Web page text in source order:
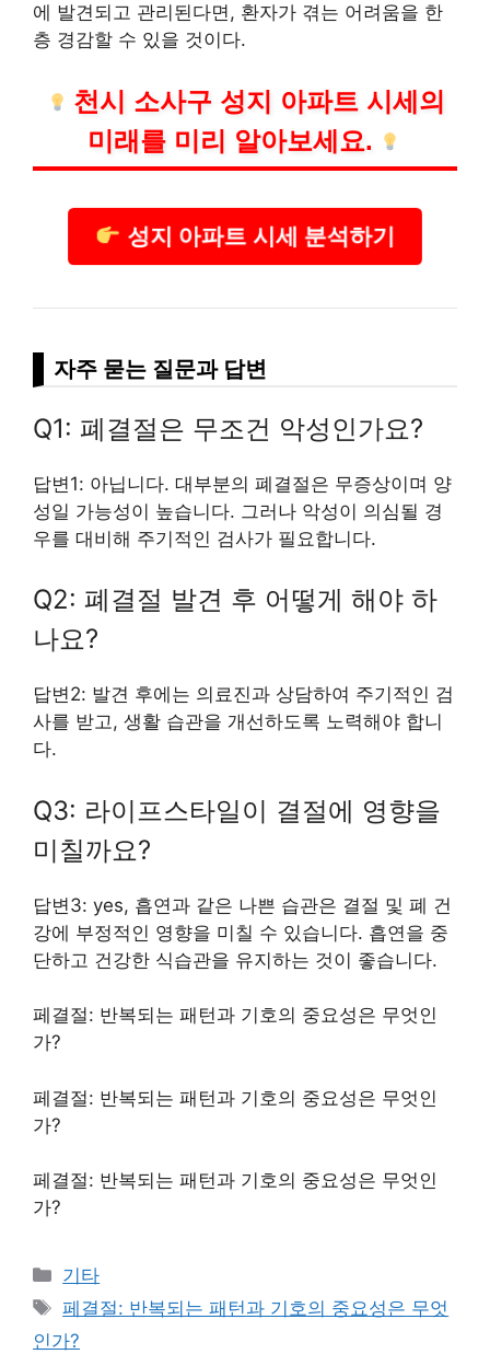
에 발견되고 관리된다면, 환자가 겪는 어려움을 한
층 경감할 수 있을 것이다.
천시 소사구 성지 아파트 시세의
미래를 미리 알아보세요.
성지 아파트 시세 분석하기
자주 묻는 질문과 답변
Q1: 폐결절은 무조건 악성인가요?
답변1: 아닙니다. 대부분의 폐결절은 무증상이며 양
성일 가능성이 높습니다. 그러나 악성이 의심될 경
우를 대비해 주기적인 검사가 필요합니다.
Q2: 폐결절 발견 후 어떻게 해야 하
나요?
답변2: 발견 후에는 의료진과 상담하여 주기적인 검
사를 받고, 생활 습관을 개선하도록 노력해야 합니
다.
Q3: 라이프스타일이 결절에 영향을
미칠까요?
답변3: yes, 흡연과 같은 나쁜 습관은 결절 및 폐 건
강에 부정적인 영향을 미칠 수 있습니다. 흡연을 중
단하고 건강한 식습관을 유지하는 것이 좋습니다.
페결절: 반복되는 패턴과 기호의 중요성은 무엇인
가?
페결절: 반복되는 패턴과 기호의 중요성은 무엇인
가?
페결절: 반복되는 패턴과 기호의 중요성은 무엇인
가?
Categories
기타
Tags
페결절: 반복되는 패턴과 기호의 중요성은 무엇
인가?